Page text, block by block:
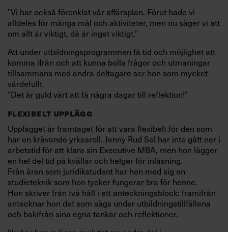
”Vi har också förenklat vår affärsplan. Förut hade vi
alldeles för många mål och aktiviteter, men nu säger vi att
om allt är viktigt, då är inget viktigt.”
Att under utbildningsprogrammen få tid och möjlighet att
komma ifrån och att kunna bolla frågor och utmaningar
tillsammans med andra deltagare ser hon som mycket
värdefullt.
”Det är guld värt att få några dagar till reflektion!”
FLEXIBELT UPPLÄGG
Upplägget är framtaget för att vara flexibelt för den som
har en krävande yrkesroll. Jenny Rud Sel har inte gått ner i
arbetstid för att klara sin Executive MBA, men hon lägger
en hel del tid på kvällar och helger för inläsning.
Från åren som juridikstudent har hon med sig en
studieteknik som hon tycker fungerar bra för henne.
Hon skriver från två håll i ett anteckningsblock: framifrån
antecknar hon det som sägs under utbildningstillfällena
och bakifrån sina egna tankar och reflektioner.